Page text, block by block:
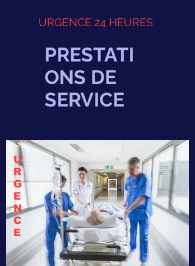
URGENCE 24 HEURES
U
R
G
E
N
C
E
PRESTATI
ONS DE
SERVICE